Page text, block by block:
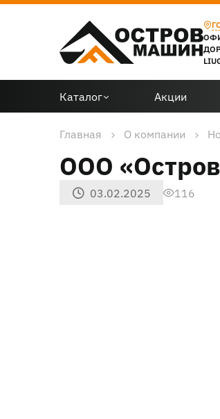
Каталог Акции
Главная О компании
ООО
03.02.2025 116